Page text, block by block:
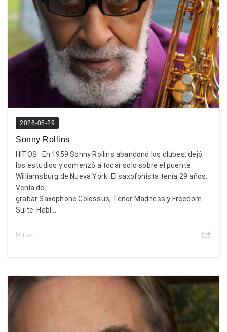
2026-05-29
Sonny Rollins
HITOS En 1959 Sonny Rollins abandonó los clubes, dejó
los estudios y comenzó a tocar solo sobre el puente
Williamsburg de Nueva York. El saxofonista tenía 29 años.
Venía de
grabar Saxophone Colossus, Tenor Madness y Freedom
Suite. Habí...
Hitos